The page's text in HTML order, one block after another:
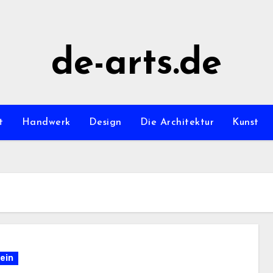
de-arts.de
Handwerk Design Die Architektur Kunst